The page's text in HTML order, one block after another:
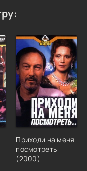
Приходи на меня
посмотреть
(2000)